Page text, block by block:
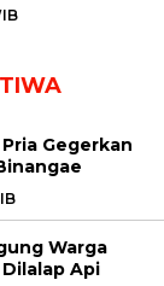
Gegerkan
Warga
Api